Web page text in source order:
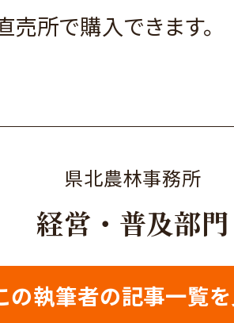
所で購入できます。
県北農林事務所
経営・普及部門
の執筆者の記事一覧